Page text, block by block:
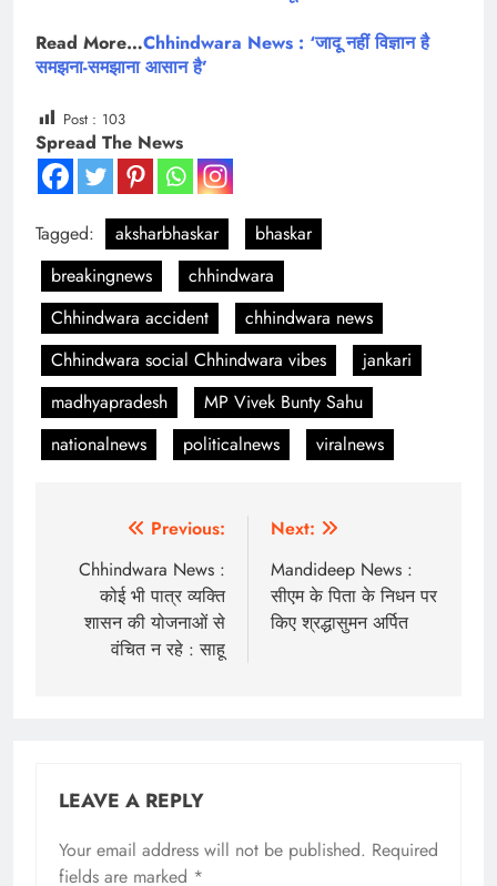
Read More…Chhindwara News : ‘जादू नहीं विज्ञान है
समझना-समझाना आसान है’
Post : 103
Spread The News
Tagged: aksharbhaskar
bhaskar
breakingnews
chhindwara
Chhindwara accident
chhindwara news
Chhindwara social Chhindwara vibes
jankari
madhyapradesh
MP Vivek Bunty Sahu
nationalnews
politicalnews viralnews
navigation
Previous:
Chhindwara News :
कोई भी पात्र व्यक्ति
शासन की योजनाओं से
वंचित न रहे : साहू
Next:
Mandideep News :
सीएम के पिता के निधन पर
किए श्रद्धासुमन अर्पित
LEAVE A REPLY
Your email address will not be published. Required
fields are marked *